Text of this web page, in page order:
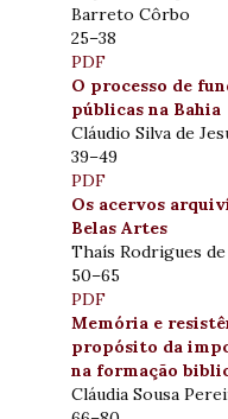
Barreto Côrbo
25–38
PDF
O processo de
públicas na Bahia
Cláudio Silva de
39–49
PDF
Os acervos
Belas Artes
Thaís Rodrigues
50–65
PDF
Memória e
propósito da
na formação
Cláudia Sousa